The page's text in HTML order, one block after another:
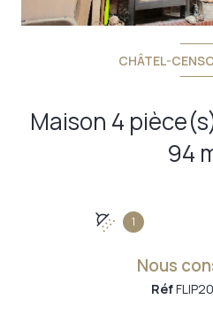
CHÂTEL-
Maison 4 pièce(s) 2 chambre(s)
1
Nous
Réf